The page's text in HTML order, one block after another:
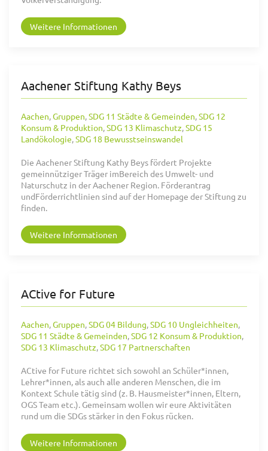
Weitere Informationen
Aachener Stiftung Kathy Beys
Aachen,Gruppen,SDG 11 Städte & Gemeinden,SDG 12
Konsum & Produktion,SDG 13 Klimaschutz,SDG 15
Landökologie,SDG 18 Bewusstseinswandel
Die Aachener Stiftung Kathy Beys fördert Projekte
gemeinnütziger Träger imBereich des Umwelt- und
Naturschutz in der Aachener Region. Förderantrag
undFörderrichtlinien sind auf der Homepage der Stiftung zu
finden.
Weitere Informationen
ACtive for Future
Aachen,Gruppen,SDG 04 Bildung,SDG 10 Ungleichheiten,
SDG 11 Städte & Gemeinden,SDG 12 Konsum & Produktion,
SDG 13 Klimaschutz,SDG 17 Partnerschaften
ACtive for Future richtet sich sowohl an Schüler*innen,
Lehrer*innen, als auch alle anderen Menschen, die im
Kontext Schule tätig sind (z. B. Hausmeister*innen, Eltern,
OGS Team etc.). Gemeinsam wollen wir eure Aktivitäten
rund um die SDGs stärker in den Fokus rücken.
Weitere Informationen